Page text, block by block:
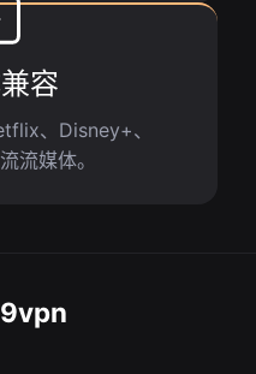
容
、Disney+、
流媒体。